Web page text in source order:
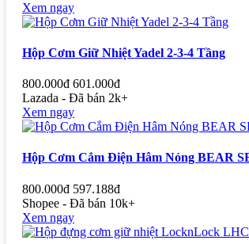
Xem ngay
Hộp Cơm Giữ Nhiệt Yadel 2-3-4 Tầng
800.000đ 601.000đ
Lazada - Đã bán 2k+
Xem ngay
Hộp Cơm Cắm Điện Hâm Nóng BEAR
800.000đ 597.188đ
Shopee - Đã bán 10k+
Xem ngay